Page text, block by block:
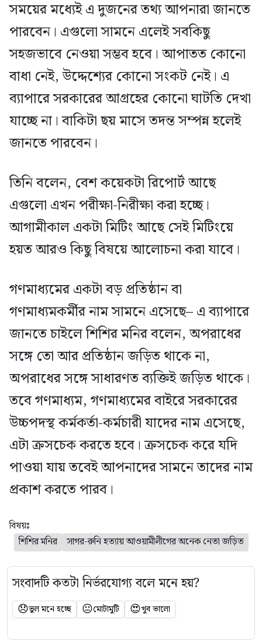
সময়ের মধ্যেই এ দুজনের তথ্য আপনারা জানতে
পারবেন। এগুলো সামনে এলেই সবকিছু
সহজভাবে নেওয়া সম্ভব হবে। আপাতত কোনো
বাধা নেই, উদ্দেশ্যের কোনো সংকট নেই। এ
ব্যাপারে সরকারের আগ্রহের কোনো ঘাটতি দেখা
যাচ্ছে না। বাকিটা ছয় মাসে তদন্ত সম্পন্ন হলেই
জানতে পারবেন।
তিনি বলেন, বেশ কয়েকটা রিপোর্ট আছে
এগুলো এখন পরীক্ষা-নিরীক্ষা করা হচ্ছে।
আগামীকাল একটা মিটিং আছে সেই মিটিংয়ে
হয়ত আরও কিছু বিষয়ে আলোচনা করা যাবে।
গণমাধ্যমের একটা বড় প্রতিষ্ঠান বা
গণমাধ্যমকর্মীর নাম সামনে এসেছে– এ ব্যাপারে
জানতে চাইলে শিশির মনির বলেন, অপরাধের
সঙ্গে তো আর প্রতিষ্ঠান জড়িত থাকে না,
অপরাধের সঙ্গে সাধারণত ব্যক্তিই জড়িত থাকে।
তবে গণমাধ্যম, গণমাধ্যমের বাইরে সরকারের
উচ্চপদস্থ কর্মকর্তা-কর্মচারী যাদের নাম এসেছে,
এটা ক্রসচেক করতে হবে। ক্রসচেক করে যদি
পাওয়া যায় তবেই আপনাদের সামনে তাদের নাম
প্রকাশ করতে পারব।
বিষয়ঃ
শিশির মনির
সাগর-রুনি হত্যায় আওয়ামীলীগের অনেক নেতা জড়িত
সংবাদটি কতটা নির্ভরযোগ্য বলে মনে হয়?
😞ভুল মনে হচ্ছে 😐মোটামুটি 😍খুব ভালো